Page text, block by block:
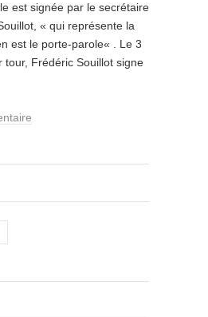
est signée par le secrétaire
« qui représente la
est le porte-parole« . Le 3
tour, Frédéric Souillot signe